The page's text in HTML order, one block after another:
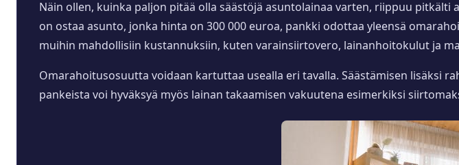
Näin ollen, kuinka paljon pitää olla säästöjä asuntolainaa varten, riippuu
on ostaa asunto, jonka hinta on 300 000 euroa, pankki odottaa yleensä
muihin mahdollisiin kustannuksiin, kuten varainsiirtovero, lainanhoitokulut ja
Omarahoitusosuutta voidaan kartuttaa usealla eri tavalla. Säästämisen lisäksi
pankeista voi hyväksyä myös lainan takaamisen vakuutena esimerkiksi